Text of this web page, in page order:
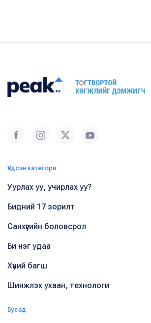
Үндсэн категори
Уурлах уу, учирлах уу?
Бидний 17 зорилт
Санхүүгийн боловсрол
Би нэг удаа
Хүний багш
Шинжлэх ухаан, технологи
Бусад